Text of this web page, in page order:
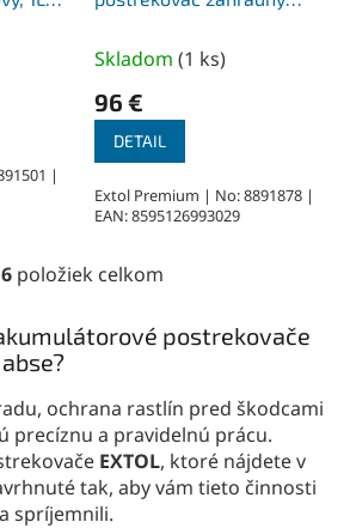
min,
|
1x2,0Ah, nabíjačka 2,4A
Skladom (1 ks)
96 €
DETAIL
Extol Premium | No: 8891878 |
EAN: 8595126993029
O
l
á
c
i
e
p
r
6 položiek celkom
postrekovače
ochrana rastlín pred škodcami
precíznu a pravidelnú prácu.
EXTOL, ktoré nájdete v
tak, aby vám tieto činnosti
spríjemnili.